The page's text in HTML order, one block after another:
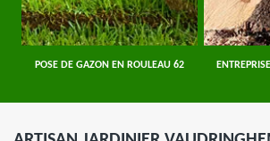
POSE DE GAZON EN ROULEAU 62